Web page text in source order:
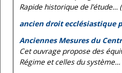
Rapide historique de l’étude... (
ancien droit ecclésiastique
Anciennes Mesures du
Cet ouvrage propose des
Régime et celles du système...